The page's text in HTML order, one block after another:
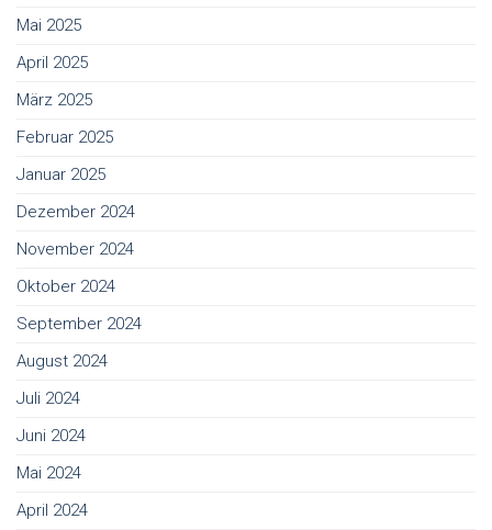
Mai 2025
April 2025
März 2025
Februar 2025
Januar 2025
Dezember 2024
November 2024
Oktober 2024
September 2024
August 2024
Juli 2024
Juni 2024
Mai 2024
April 2024